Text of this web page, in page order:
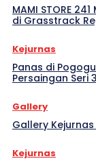
MAMI STORE
di Grasstrack
Kejurnas
Panas di
Persaingan Seri
Gallery
Gallery
Kejurnas